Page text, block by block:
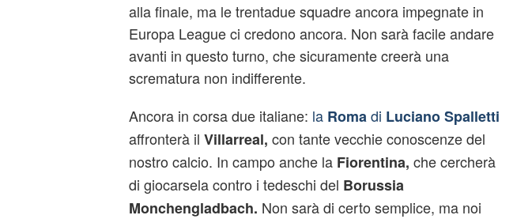
alla finale, ma le trentadue squadre ancora impegnate in
Europa League ci credono ancora. Non sarà facile andare
avanti in questo turno, che sicuramente creerà una
scrematura non indifferente.
Ancora in corsa due italiane: la Roma di Luciano Spalletti
affronterà il Villarreal, con tante vecchie conoscenze del
nostro calcio. In campo anche la Fiorentina, che cercherà
di giocarsela contro i tedeschi del Borussia
Monchengladbach. Non sarà di certo semplice, ma noi